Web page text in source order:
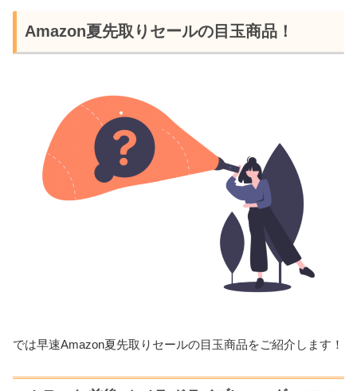
Amazon夏先取りセールの目玉商品！
では早速Amazon夏先取りセールの目玉商品をご紹介します！